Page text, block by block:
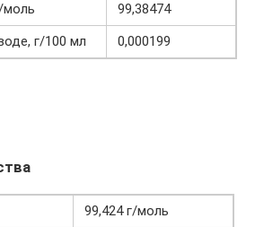
моль
99,38474
г/100 мл
0,000199
99,424 г/моль